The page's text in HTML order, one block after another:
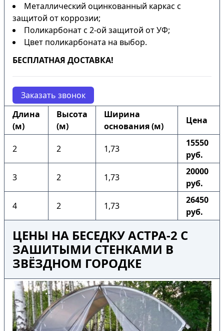
Металлический оцинкованный каркас с
защитой от коррозии;
Поликарбонат с 2-ой защитой от УФ;
Цвет поликарбоната на выбор.
БЕСПЛАТНАЯ ДОСТАВКА!
Заказать звонок
Длина
(м)
Высота
(м)
Ширина
основания (м)
Цена
2 2 1,73
15550
руб.
3 2 1,73
20000
руб.
4 2 1,73
26450
руб.
ЦЕНЫ НА БЕСЕДКУ АСТРА-2 С
ЗАШИТЫМИ СТЕНКАМИ В
ЗВЁЗДНОМ ГОРОДКЕ